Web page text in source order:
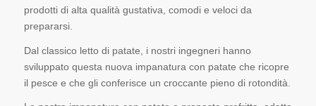
prodotti di alta qualità gustativa, comodi e veloci da
prepararsi.
Dal classico letto di patate, i nostri ingegneri hanno
sviluppato questa nuova impanatura con patate che ricopre
il pesce e che gli conferisce un croccante pieno di rotondità.